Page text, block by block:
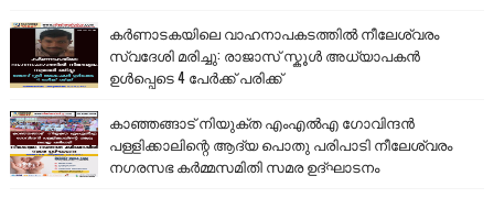
കർണാടകയിലെ വാഹനാപകടത്തിൽ നീലേശ്വരം
സ്വദേശി മരിച്ചു: രാജാസ് സ്കൂൾ അധ്യാപകൻ
ഉൾപ്പെടെ 4 പേർക്ക് പരിക്ക്
കാഞ്ഞങ്ങാട് നിയുക്ത എംഎൽഎ ഗോവിന്ദൻ
പള്ളിക്കാലിന്റെ ആദ്യ പൊതു പരിപാടി നീലേശ്വരം
നഗരസഭ കർമ്മസമിതി സമര ഉദ്ഘാടനം